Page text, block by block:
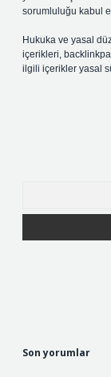
sorumluluğu kabul
Hukuka ve yasal
içerikleri,
ilgili içerikler yasal
Son yorumlar